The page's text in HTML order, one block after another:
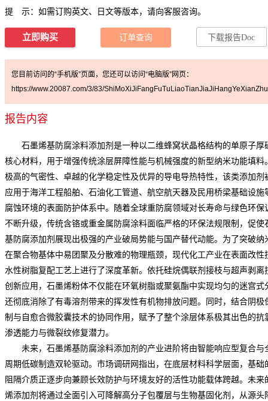
提 示：如需订购英文、日文等版本，请向客服咨询。
立即购买 订单查询 下载报告Doc
您目前访问的“手机版”页面，您还可以访问“电脑版”网页：
https://www.20087.com/3/83/
报告内容
石墨烯基防腐涂料添加剂是一种以二维蜂窝状晶格结构的单原子厚
核心材料，用于增强传统涂层屏障性能与机械强度的新型纳米功能填料
极高的气密性、卓越的化学稳定性及优异的导电导热特性，该类添加剂
应用于海洋工程船舶、石油化工管道、航空航天器及民用桥梁基础设施
腐蚀环境的表面防护体系中。随着全球重防腐领域对长寿命与绿色环保
不断升级，传统含铬或重金属防腐涂料面临严格的环保法规限制，促使
基防腐添加剂展现出极强的产业破局势能与国产替代动能。为了突破纳
在聚合物基体中易团聚及分散难的物理瓶颈，现代化工产业在表面改性
水性树脂复配工艺上进行了深度革新。依托硅烷偶联剂接枝与超声剥离
创新应用，石墨烯粉体不仅能在环氧树脂或聚氨酯中实现均匀的迷宫式
还彻底消除了有毒溶剂带来的挥发性有机物排放问题。同时，结合阴极
制与自愈合微胶囊技术的协同作用，赋予了整个涂层体系极其出色的抗
渗透能力与微裂纹修复潜力。
未来，石墨烯基防腐涂料添加剂的产业进阶将由智能响应型复合与
周期低碳制造双轮驱动。 市场调研网指出，在底层材料科学层面，基础
阻隔介质正逐步向兼顾长效防护与环境友好的活性功能载体跨越。未来
烯添加剂将通过全面引入可降解高分子包覆层与生物基固化剂，从源头